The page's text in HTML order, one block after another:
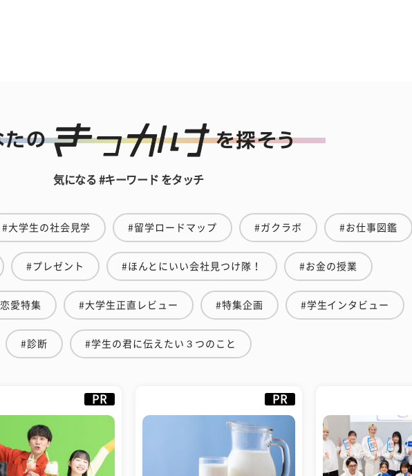
気になる #キーワード をタッチ
#大学生の社会見学 #留学ロードマップ #ガクラボ #お仕事図鑑
#プレゼント #ほんとにいい会社見つけ隊！ #お金の授業
愛特集 #大学生正直レビュー #特集企画 #学生インタビュー
#診断 #学生の君に伝えたい３つのこと
PR PR